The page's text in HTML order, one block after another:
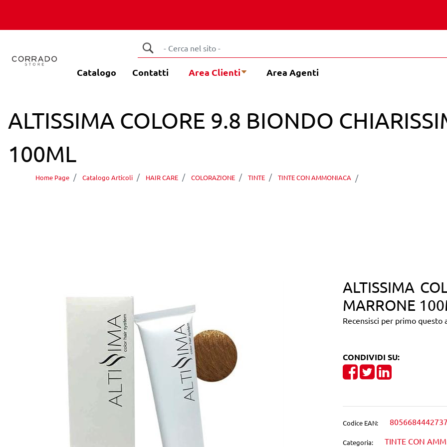
Catalogo Contatti Area Clienti Area Agenti
ALTISSIMA COLORE 9.8 BIONDO
100ML
Home Page Catalogo Articoli HAIR CARE COLORAZIONE TINTE TINTE CON AMMONIACA
ALTISSIMA
MARRONE
Recensisci per primo questo
CONDIVIDI SU:
Share on Facebook
TweetShare on
Codice EAN:
Categoria: TINTE CON